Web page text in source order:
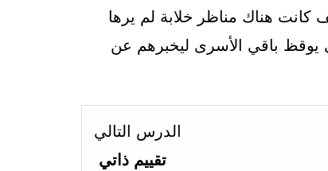
كانت هناك مناظر خلابة لم يرها
باقي الأسرى ليخبرهم عن
الدرس التالي
تقييم ذاتي
Lesson